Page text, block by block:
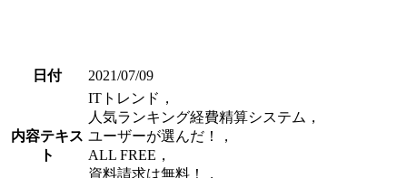
日付 2021/07/09
内容テキス
ト
ITトレンド，
人気ランキング経費精算システム，
ユーザーが選んだ！，
ALL FREE，
資料請求は無料！，